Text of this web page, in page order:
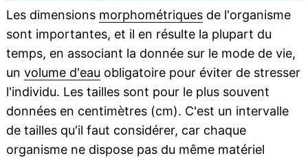
Les dimensions morphométriquesde l'organisme
sont importantes, et il en résulte la plupart du
temps, en associant la donnée sur le mode de vie,
un volume d'eau obligatoire pour éviter de stresser
l'individu. Les tailles sont pour le plus souvent
données en centimètres (cm). C'est un intervalle
de tailles qu'il faut considérer, car chaque
organisme ne dispose pas du même matériel